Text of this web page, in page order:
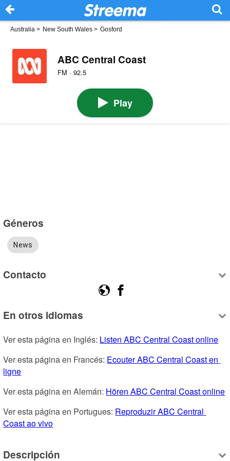
Australia > New South Wales > Gosford
ABC Central Coast
FM · 92.5
Play
Géneros
News
Contacto
En otros idiomas
Ver esta página en Inglés: Listen ABC Central Coast online
Ver esta página en Francés: Ecouter ABC Central Coast en
ligne
Ver esta página en Alemán: Hören ABC Central Coast online
Ver esta página en Portugues: Reproduzir ABC Central
Coast ao vivo
Descripción